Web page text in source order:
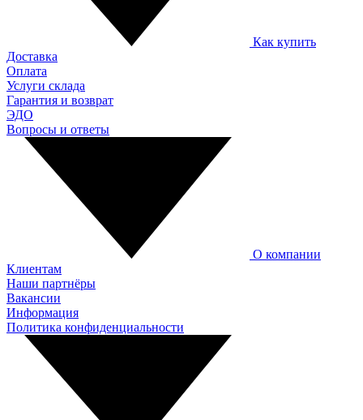
Как купить
Доставка
Оплата
Услуги склада
Гарантия и возврат
ЭДО
Вопросы и ответы
О компании
Клиентам
Наши партнёры
Вакансии
Информация
Политика конфиденциальности